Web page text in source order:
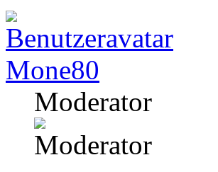
Mone80
Moderator